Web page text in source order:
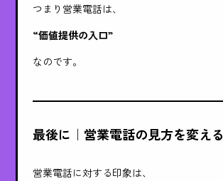
つまり営業電話は、
“価値提供の入口”
なのです。
最後に｜営業電話の見方を変える
営業電話に対する印象は、